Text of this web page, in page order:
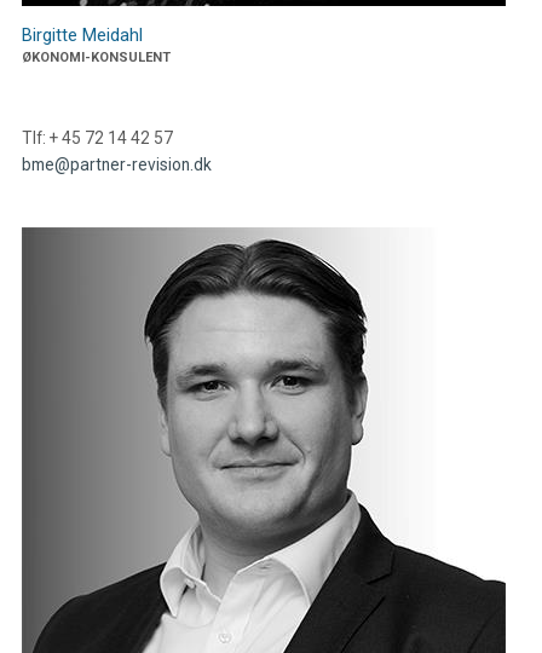
Birgitte Meidahl
ØKONOMI-KONSULENT
Tlf: + 45 72 14 42 57
bme@partner-revision.dk